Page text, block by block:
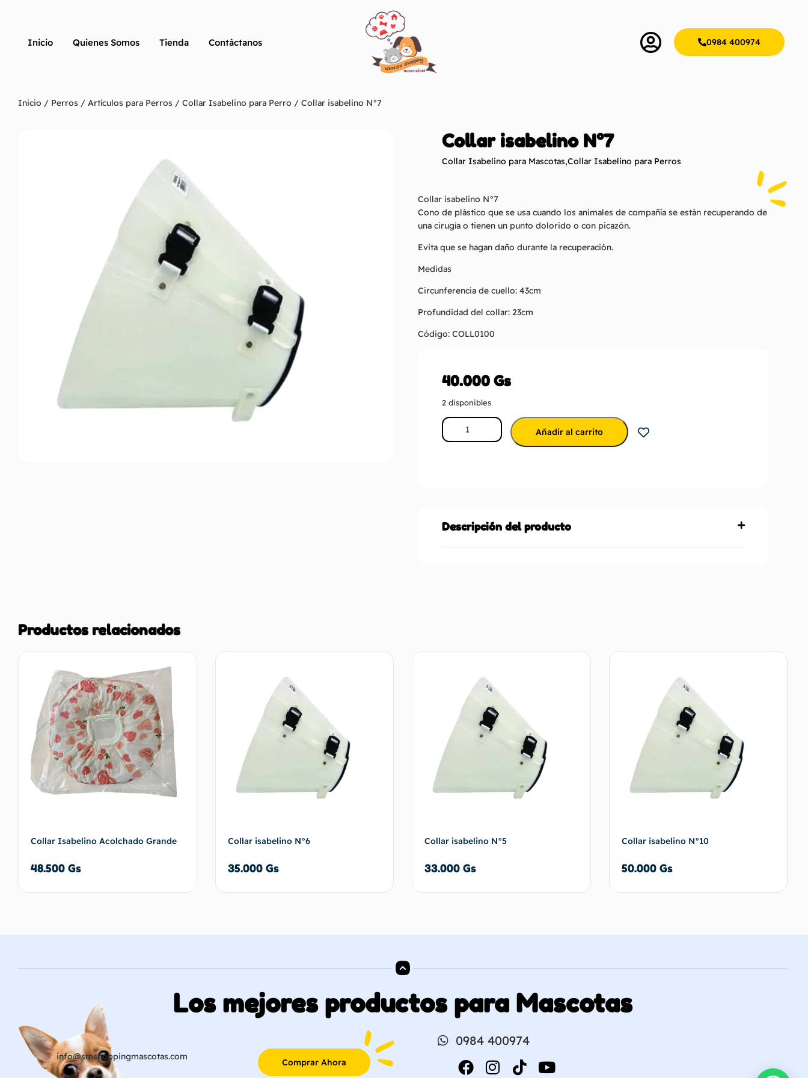
Inicio Quienes Somos Tienda Contáctanos 0984 400974
Inicio / Perros / Artículos para Perros / Collar Isabelino para Perro / Collar isabelino N°7
Collar isabelino N°7
Collar Isabelino para Mascotas,Collar Isabelino para Perros
Collar isabelino N°7
Cono de plástico que se usa cuando los animales de compañía se están recuperando de
una cirugía o tienen un punto dolorido o con picazón.
Evita que se hagan daño durante la recuperación.
Medidas
Circunferencia de cuello: 43cm
Profundidad del collar: 23cm
Código: COLL0100
40.000Gs
2 disponibles
Añadir al carrito
Descripción del producto
Productos relacionados
Collar Isabelino Acolchado Grande
48.500 Gs
Collar isabelino N°6
35.000 Gs
Collar isabelino N°5
33.000 Gs
Collar isabelino N°10
50.000 Gs
Los mejores productos para Mascotas
info@smshoppingmascotas.com
Comprar Ahora
0984 400974